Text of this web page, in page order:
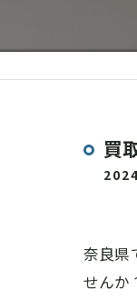
買
奈良県
せんか